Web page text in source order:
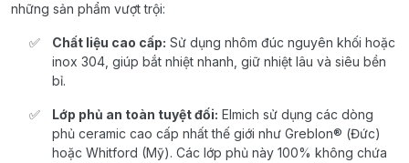
những sản phẩm vượt trội:
Chất liệu cao cấp: Sử dụng nhôm đúc nguyên khối hoặc
inox 304, giúp bắt nhiệt nhanh, giữ nhiệt lâu và siêu bền
bỉ.
Lớp phủ an toàn tuyệt đối: Elmich sử dụng các dòng
phủ ceramic cao cấp nhất thế giới như Greblon® (Đức)
hoặc Whitford (Mỹ). Các lớp phủ này 100% không chứa